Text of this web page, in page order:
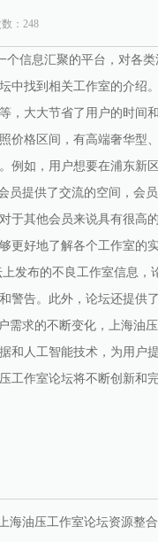
：248
信息汇聚的平台，对各
中找到相关工作室的介绍
大大节省了用户的时间
价格区间，有高端奢华型
如，用户想要在浦东新
员提供了交流的空间，会
其他会员来说具有很高
好地了解各个工作室的
发布的不良工作室信息
警告。此外，论坛还提供
需求的不断变化，上海油
和人工智能技术，为用户
工作室论坛将不断创新和
海油压工作室论坛资源整